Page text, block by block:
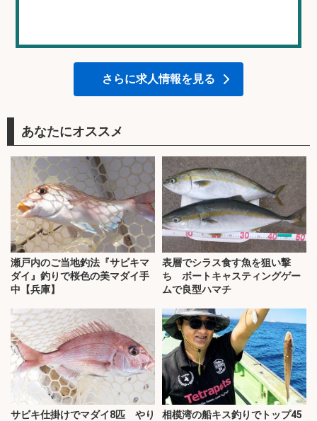
さらに求人情報を見る
あなたにオススメ
瀬戸内のご当地釣法『サビキマ
ダイ』釣りで桜色の美マダイ手
中【兵庫】
表層でシラス食す魚を狙い撃
ち ボートキャスティングゲー
ムで良型ハマチ
サビキ仕掛けでマダイ8匹 やり
相模湾の船キス釣りでトップ45